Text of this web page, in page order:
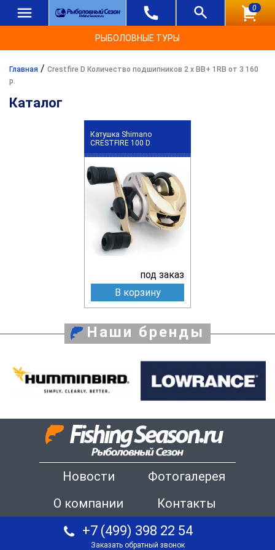
0
РЫБОЛОВНЫЕ ТУРЫ
Главная / Crestfire D Количество подшипников 2 х ВВ+ 1RB от 3 160
р.
Каталог
Катушка Shimano
CRESTFIRE 100 D
под заказ
В корзину
Наши бренды
Новости
Фотогалерея
О компании
Контакты
+7 (499) 398 22 54
Заказать обратный звонок